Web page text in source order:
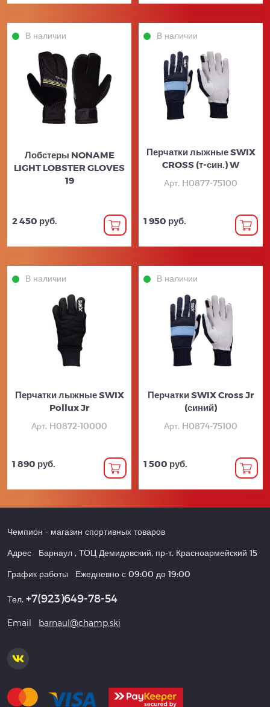
В наличии
Лобстеры NONAME
LIGHT LOBSTER GLOVES
19
2 450 руб.
В наличии
Перчатки лыжные SWIX
CROSS (т-син.) W
Арт. H0877-75100
1 950 руб.
В наличии
Перчатки лыжные SWIX
Pollux Jr
Арт. H0872-10000
1 890 руб.
В наличии
Перчатки SWIX Cross Jr
(синий)
Арт. H0874-75100
1 500 руб.
Чемпион - магазин спортивных товаров
Адрес Барнаул , ТОЦ Демидовский, пр-т. Красноармейский 15
График работы Ежедневно с 09:00 до 19:00
Тел. +7(923)649-78-54
Email barnaul@champ.ski